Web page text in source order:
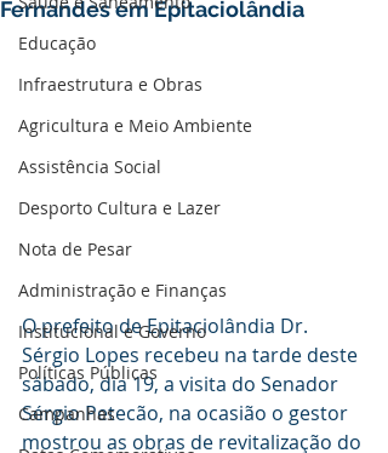
Educação
Infraestrutura e Obras
Agricultura e Meio Ambiente
Assistência Social
Desporto Cultura e Lazer
Nota de Pesar
Administração e Finanças
Institucional e Governo
Políticas Públicas
Campanhas
Fernandes em Epitaciolândia
O prefeito de Epitaciolândia Dr.
Sérgio Lopes recebeu na tarde deste
sábado, dia 19, a visita do Senador
Sérgio Petecão, na ocasião o gestor
mostrou as obras de revitalização do